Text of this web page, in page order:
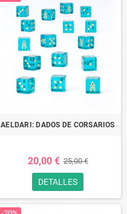
AELDARI: DADOS DE CORSARIOS
20,00 € 25,00 €
DETALLES